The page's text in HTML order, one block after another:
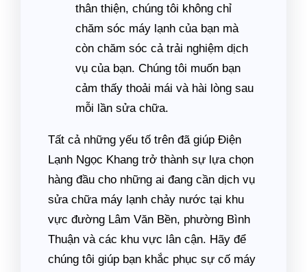
thân thiện, chúng tôi không chỉ
chăm sóc máy lạnh của bạn mà
còn chăm sóc cả trải nghiệm dịch
vụ của bạn. Chúng tôi muốn bạn
cảm thấy thoải mái và hài lòng sau
mỗi lần sửa chữa.
Tất cả những yếu tố trên đã giúp Điện
Lạnh Ngọc Khang trở thành sự lựa chọn
hàng đầu cho những ai đang cần dịch vụ
sửa chữa máy lạnh chảy nước tại khu
vực đường Lâm Văn Bền, phường Bình
Thuận và các khu vực lân cận. Hãy để
chúng tôi giúp bạn khắc phục sự cố máy